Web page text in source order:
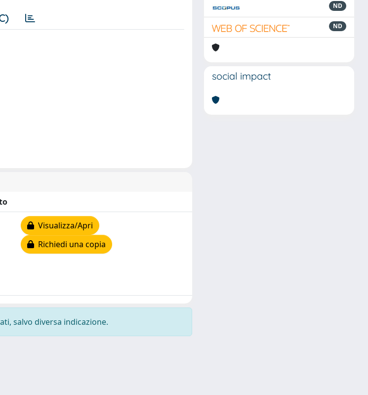
Visualizza/Apri
Richiedi una copia
salvo diversa indicazione.
ND
ND
social impact